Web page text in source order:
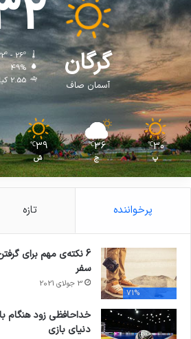
گرگان
آسمان صاف
32º - 26º
49%
2.55 کیلومتر/ساعت
30
℃
پ
36
℃
ج
39
℃
ش
پرخواننده تازه
71%
6 نکته‌ی مهم برای
سفر
3 جولای 2021
خداحافظی زود هنگام
دنیای بازی